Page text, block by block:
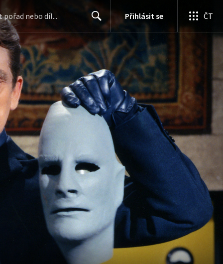
Přihlásit se ČT